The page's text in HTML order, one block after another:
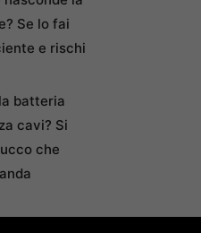
Se lo fai
e rischi
batteria
cavi? Si
che